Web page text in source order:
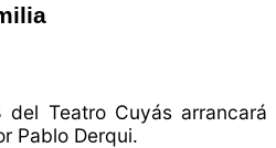
del Teatro Cuyás
Pablo Derqui.